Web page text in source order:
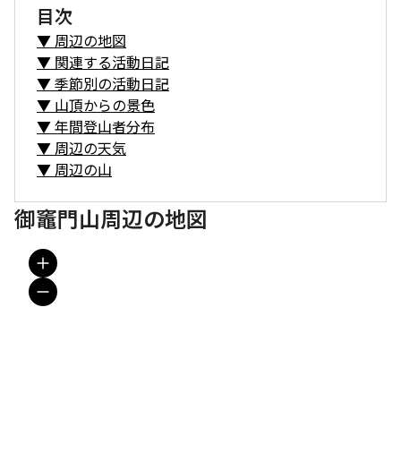
目次
▼ 周辺の地図
▼ 関連する活動日記
▼季節別の活動日記
▼ 山頂からの景色
▼年間登山者分布
▼ 周辺の天気
▼ 周辺の山
御竈門山周辺の地図